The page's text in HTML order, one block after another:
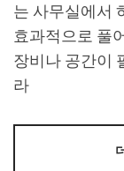
는 사무실에서
효과적으로 풀
장비나 공간이
라